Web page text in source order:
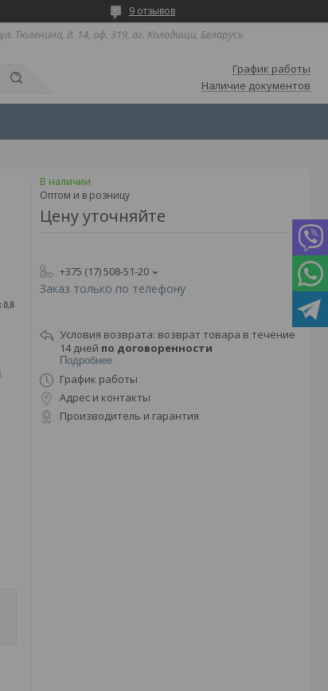
9 отзывов
ул. Тюленина, д. 14, оф. 319, аг. Колодищи, Беларусь
График работы
Наличие документов
В наличии
Оптом и в розницу
Цену уточняйте
+375 (17) 508-51-20
Заказ только по телефону
возврат товара в течение
14 дней по договоренности
Подробнее
График работы
Адрес и контакты
Производитель и гарантия